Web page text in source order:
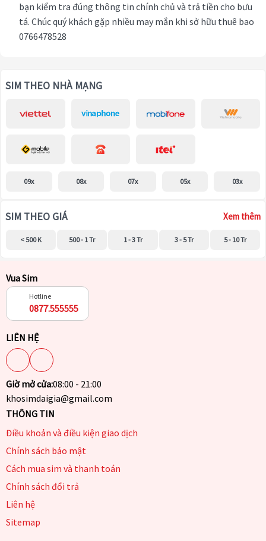
bạn kiểm tra đúng thông tin chính chủ và trả tiền cho bưu
tá. Chúc quý khách gặp nhiều may mắn khi sở hữu thuê bao
0766478528
SIM THEO NHÀ MẠNG
09x 08x 07x 05x 03x
SIM THEO GIÁ Xem thêm
< 500 K 500 - 1 Tr 1 - 3 Tr 3 - 5 Tr 5 - 10 Tr
Vua Sim
Hotline
0877.555555
LIÊN HỆ
Giờ mở cửa:08:00 - 21:00
khosimdaigia@gmail.com
THÔNG TIN
Điều khoản và điều kiện giao dịch
Chính sách bảo mật
Cách mua sim và thanh toán
Chính sách đổi trả
Liên hệ
Sitemap